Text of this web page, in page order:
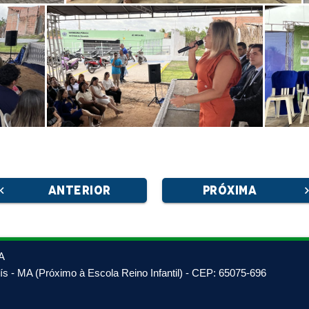
chevron_left ANTERIOR PRÓXIMA chevron_right
- MA (Próximo à Escola Reino Infantil) - CEP: 65075-696